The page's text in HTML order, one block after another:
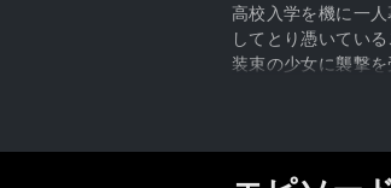
高校入学を機に一
してとり憑いてい
装束の少女に襲撃